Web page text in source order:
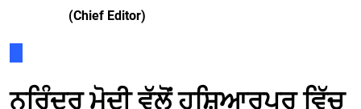
(Chief Editor)
ਨਰਿੰਦਰ ਮੋਦੀ ਵੱਲੋਂ ਹੁਸ਼ਿਆਰਪੁਰ ਵਿੱਚ